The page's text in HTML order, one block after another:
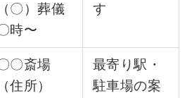
（〇）葬儀
時〜
す
〇斎場
（住所）
最寄り駅・
駐車場の案